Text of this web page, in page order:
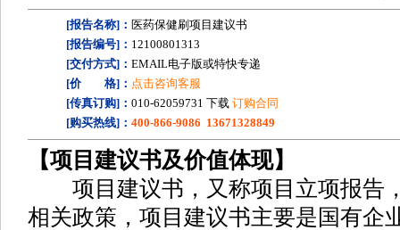
[报告名称]： 医药保健刷项目建议书
[报告编号]： 12100801313
[交付方式]： EMAIL电子版或特快专递
[价 格]： 点击咨询客服
[传真订购]： 010-62059731 下载 订购合同
[购买热线]： 400-866-9086 13671328849
【项目建议书及价值体现】
项目建议书，又称项目立项报告
相关政策，项目建议书主要是国有企